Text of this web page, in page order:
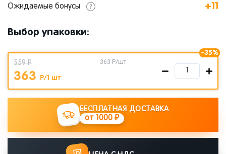
Ожидаемые бонусы +11
Выбор упаковки:
-35%
559 Р
363 Р/1 шт
363 Р/шт
БЕСПЛАТНАЯ ДОСТАВКА
от 1000 ₽